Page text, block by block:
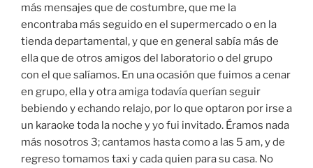
más mensajes que de costumbre, que me la
encontraba más seguido en el supermercado o en la
tienda departamental, y que en general sabía más de
ella que de otros amigos del laboratorio o del grupo
con el que salíamos. En una ocasión que fuimos a cenar
en grupo, ella y otra amiga todavía querían seguir
bebiendo y echando relajo, por lo que optaron por irse a
un karaoke toda la noche y yo fui invitado. Éramos nada
más nosotros 3; cantamos hasta como a las 5 am, y de
regreso tomamos taxi y cada quien para su casa. No